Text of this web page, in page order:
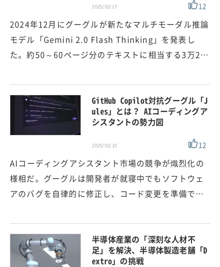
2025/03/17 12
2024年12月にグーグルが新たなマルチモーダル推論
モデル「Gemini 2.0 Flash Thinking」を発表し
た。約50～60ページ分のテキストに相当する3万2…
GitHub Copilot対抗グーグル「J
ules」とは？ AIコーディングア
シスタントの勢力図
2025/03/10 12
AIコーディングアシスタント市場の競争が熾烈化の
様相だ。グーグルは開発者が就寝中でもソフトウェ
アのバグを自律的に修正し、コード変更を準備で…
半導体産業の「深刻な人材不
足」を解決、半導体製造老舗「D
extro」の挑戦